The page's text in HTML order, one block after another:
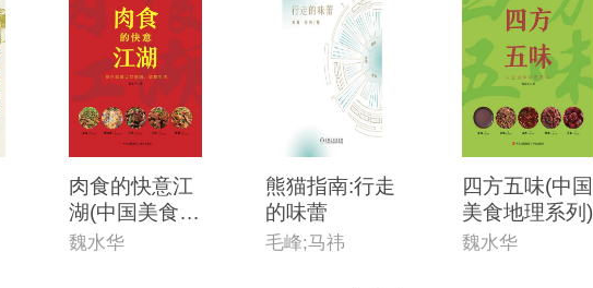
肉食的快意江
湖(中国美食地
理系列)
魏水华
熊猫指南:行走
的味蕾
毛峰;马祎
四方五味(中国
美食地理系列)
魏水华